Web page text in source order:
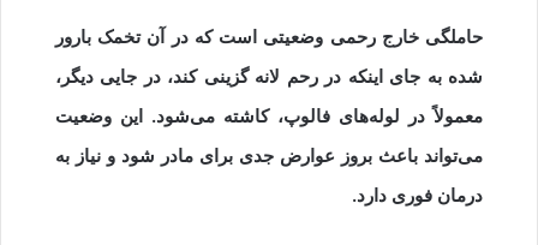
حاملگی خارج‌ رحمی وضعیتی است که در آن تخمک بارور
شده به جای اینکه در رحم لانه‌ گزینی کند، در جایی دیگر،
معمولاً در لوله‌های فالوپ، کاشته می‌شود. این وضعیت
می‌تواند باعث بروز عوارض جدی برای مادر شود و نیاز به
درمان فوری دارد.